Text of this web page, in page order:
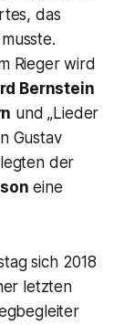
das
Rieger wird
Bernstein
und„Lieder
Gustav
der
eine
sich 2018
letzten